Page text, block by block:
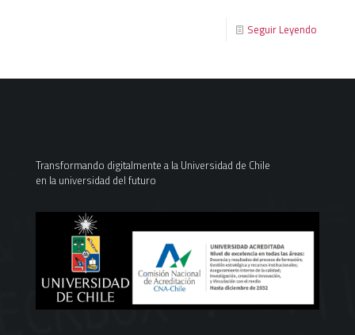
Seguir Leyendo
Transformando digitalmente a la Universidad de Chile
en la universidad del futuro